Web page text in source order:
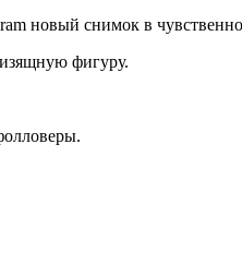
новый снимок в
изящную фигуру.